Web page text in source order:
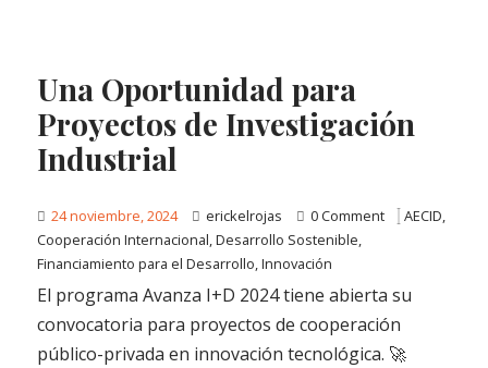
Una Oportunidad para
Proyectos de Investigación
Industrial
24 noviembre, 2024 erickelrojas 0 Comment AECID,
Cooperación Internacional,Desarrollo Sostenible,
Financiamiento para el Desarrollo,Innovación
El programa Avanza I+D 2024 tiene abierta su
convocatoria para proyectos de cooperación
público-privada en innovación tecnológica. 🚀